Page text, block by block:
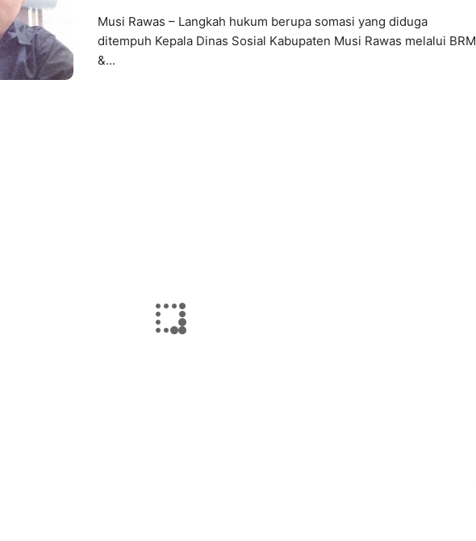
Musi Rawas – Langkah hukum berupa somasi yang diduga
ditempuh Kepala Dinas Sosial Kabupaten Musi Rawas melalui BRM
&...